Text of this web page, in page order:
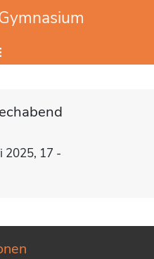
2025, 17 -